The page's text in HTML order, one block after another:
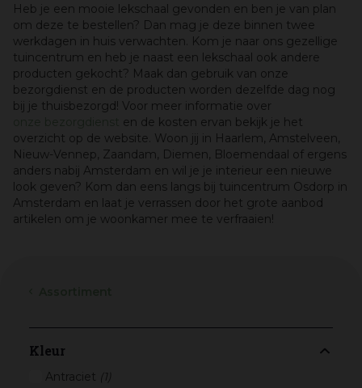
Heb je een mooie lekschaal gevonden en ben je van plan
om deze te bestellen? Dan mag je deze binnen twee
werkdagen in huis verwachten. Kom je naar ons gezellige
tuincentrum en heb je naast een lekschaal ook andere
producten gekocht? Maak dan gebruik van onze
bezorgdienst en de producten worden dezelfde dag nog
bij je thuisbezorgd! Voor meer informatie over
en de kosten ervan bekijk je het
overzicht op de website. Woon jij in Haarlem, Amstelveen,
Nieuw-Vennep, Zaandam, Diemen, Bloemendaal of ergens
anders nabij Amsterdam en wil je je interieur een nieuwe
look geven? Kom dan eens langs bij tuincentrum Osdorp in
Amsterdam en laat je verrassen door het grote aanbod
artikelen om je woonkamer mee te verfraaien!
Kleur
Antraciet (1)